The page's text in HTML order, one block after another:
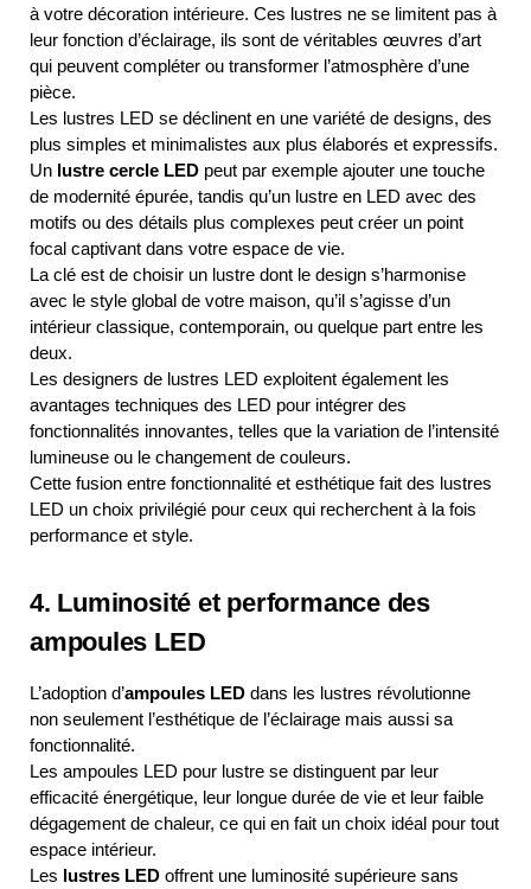
à votre décoration intérieure. Ces lustres ne se limitent pas à
leur fonction d’éclairage, ils sont de véritables œuvres d’art
qui peuvent compléter ou transformer l’atmosphère d’une
pièce.
Les lustres LED se déclinent en une variété de designs, des
plus simples et minimalistes aux plus élaborés et expressifs.
Un lustre cercle LED peut par exemple ajouter une touche
de modernité épurée, tandis qu’un lustre en LED avec des
motifs ou des détails plus complexes peut créer un point
focal captivant dans votre espace de vie.
La clé est de choisir un lustre dont le design s’harmonise
avec le style global de votre maison, qu’il s’agisse d’un
intérieur classique, contemporain, ou quelque part entre les
deux.
Les designers de lustres LED exploitent également les
avantages techniques des LED pour intégrer des
fonctionnalités innovantes, telles que la variation de l’intensité
lumineuse ou le changement de couleurs.
Cette fusion entre fonctionnalité et esthétique fait des lustres
LED un choix privilégié pour ceux qui recherchent à la fois
performance et style.
4. Luminosité et performance des
ampoules LED
L’adoption d’ampoules LED dans les lustres révolutionne
non seulement l’esthétique de l’éclairage mais aussi sa
fonctionnalité.
Les ampoules LED pour lustre se distinguent par leur
efficacité énergétique, leur longue durée de vie et leur faible
dégagement de chaleur, ce qui en fait un choix idéal pour tout
espace intérieur.
Les lustres LED offrent une luminosité supérieure sans